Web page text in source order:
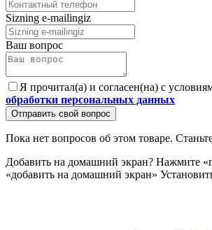
Sizning e-mailingiz
Ваш вопрос
Я прочитал(а) и согласен(на) с
обработки персональных данных
Отправить свой вопрос
Пока нет вопросов об этом товаре.
Добавить на домашний экран? Нажмите
«добавить на домашний экран»